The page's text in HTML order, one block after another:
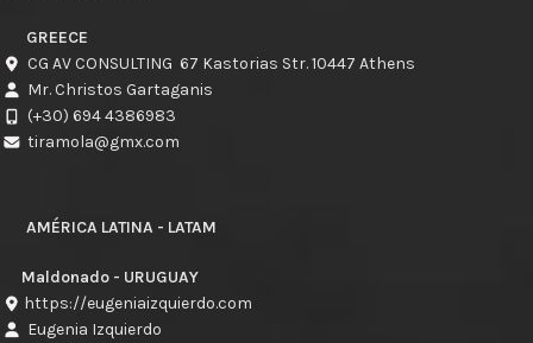
GREECE
CG AV CONSULTING 67 Kastorias Str. 10447 Athens
Mr. Christos Gartaganis
(+30) 694 4386983
tiramola@gmx.com
AMÉRICA LATINA - LATAM
Maldonado - URUGUAY
https://eugeniaizquierdo.com
Eugenia Izquierdo